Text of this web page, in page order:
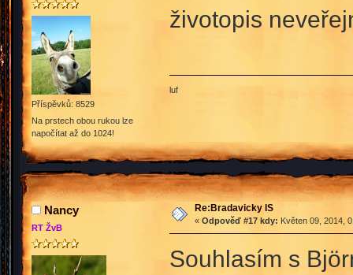
Příspěvků: 8529
Na prstech obou rukou lze
napočítat až do 1024!
životopis
luf
Nancy
RT ŽvB
Re:Bradavicky IS
« Odpověď #17 kdy: Květen 09, 2014,
Souhlasím s